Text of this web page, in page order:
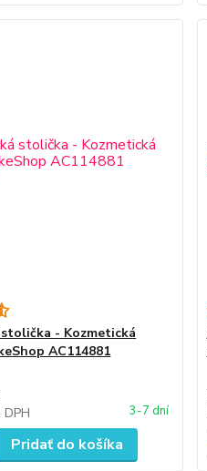
- Kozmetická
AC114881
DPH 3-7 dní
Pridať do košíka